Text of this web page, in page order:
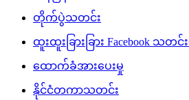
တိုက်ပွဲသတင်း
ထူးထူးခြားခြား Facebook သတင်း
ထောက်ခံအားပေးမှု
နိုင်ငံတကာသတင်း